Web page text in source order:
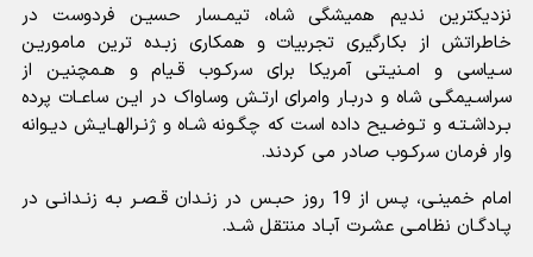
نزدیکترین ندیم همیشگى شاه، تیمـسار حسیـن فردوست در
خاطراتش از بکارگیرى تجربیات و همکارى زبـده ترین ماموریـن
سـیاسى و امـنیـتى آمریکا براى سرکـوب قـیام و هـمچنیـن از
سراسـیمگـى شاه و دربـار وامراى ارتـش وساواک در ایـن ساعـات پرده
بـرداشـتـه و تـوضـیح داده است که چگـونه شـاه و ژنـرالهـایـش دیـوانه
وار فرمان سرکـوب صادر مى کردند.
امام خمینـى، پـس از 19 روز حبـس در زنـدان قـصـر بـه زنـدانـى در
پـادگـان نظامـى عشـرت آبـاد منتقل شـد.